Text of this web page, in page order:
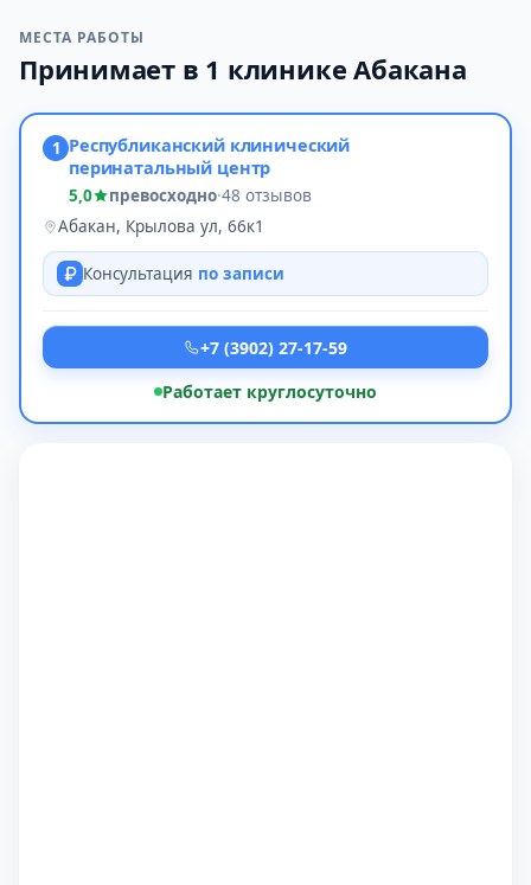
МЕСТА РАБОТЫ
Принимает в 1 клинике Абакана
1 Республиканский клинический
перинатальный центр
5,0 превосходно·48 отзывов
Абакан, Крылова ул, 66к1
Консультация по записи
+7 (3902) 27-17-59
Работает круглосуточно